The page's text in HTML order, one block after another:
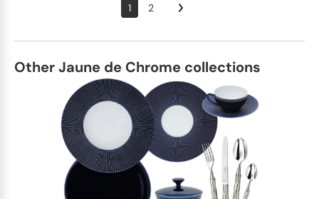
1 2
Other Jaune de Chrome collections